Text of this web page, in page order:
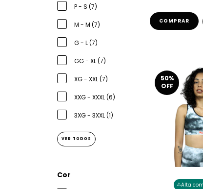
P - S (7)
M - M (7)
G - L (7)
GG - XL (7)
XG - XXL (7)
XXG - XXXL (6)
3XG - 3XXL (1)
VER TODOS
Cor
COMPRAR
50%
OFF
⚠️Alta